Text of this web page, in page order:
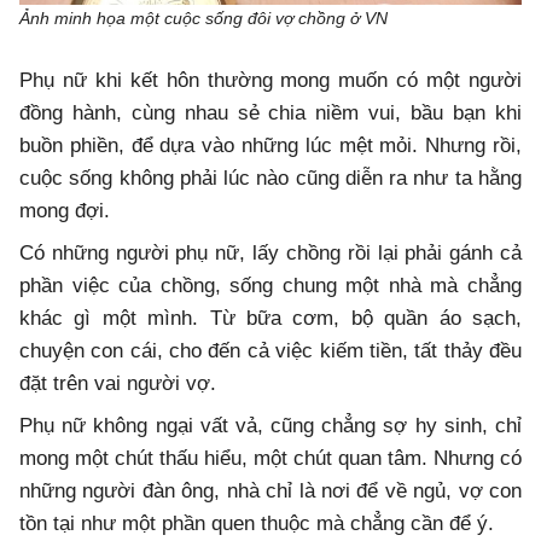
Ảnh minh họa một cuộc sống đôi vợ chồng ở VN
Phụ nữ khi kết hôn thường mong muốn có một người
đồng hành, cùng nhau sẻ chia niềm vui, bầu bạn khi
buồn phiền, để dựa vào những lúc mệt mỏi. Nhưng rồi,
cuộc sống không phải lúc nào cũng diễn ra như ta hằng
mong đợi.
Có những người phụ nữ, lấy chồng rồi lại phải gánh cả
phần việc của chồng, sống chung một nhà mà chẳng
khác gì một mình. Từ bữa cơm, bộ quần áo sạch,
chuyện con cái, cho đến cả việc kiếm tiền, tất thảy đều
đặt trên vai người vợ.
Phụ nữ không ngại vất vả, cũng chẳng sợ hy sinh, chỉ
mong một chút thấu hiểu, một chút quan tâm. Nhưng có
những người đàn ông, nhà chỉ là nơi để về ngủ, vợ con
tồn tại như một phần quen thuộc mà chẳng cần để ý.